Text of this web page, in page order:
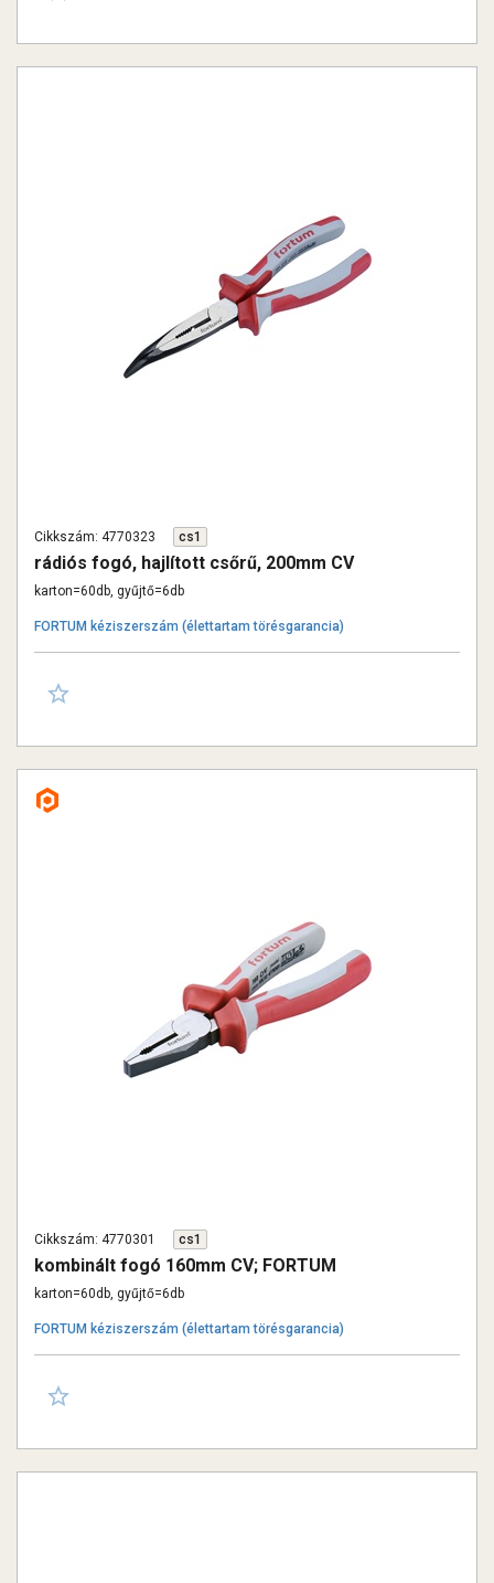
Cikkszám: 4770323 cs1
rádiós fogó, hajlított csőrű, 200mm CV
karton=60db, gyűjtő=6db
FORTUM kéziszerszám (élettartam törésgarancia)
Cikkszám: 4770301 cs1
kombinált fogó 160mm CV; FORTUM
karton=60db, gyűjtő=6db
FORTUM kéziszerszám (élettartam törésgarancia)